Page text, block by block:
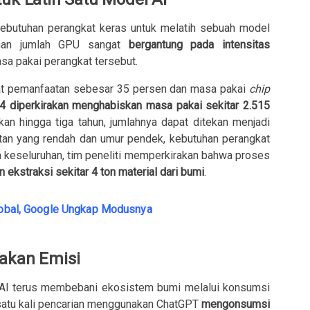
perangkat keras untuk melatih sebuah model
jumlah GPU sangat
bergantung pada intensitas
pakai perangkat tersebut.
sebesar 35 persen dan masa pakai chip
diperkirakan menghabiskan masa pakai sekitar 2.515
hingga tiga tahun, jumlahnya dapat ditekan menjadi
yang rendah dan umur pendek, kebutuhan perangkat
tim peneliti memperkirakan bahwa proses
ekstraksi sekitar 4 ton material dari bumi.
Google Ungkap Modusnya
Emisi
terus membebani ekosistem bumi melalui konsumsi
kali pencarian menggunakan ChatGPT mengonsumsi